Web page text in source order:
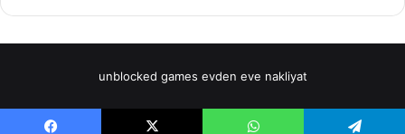
unblocked games evden eve nakliyat